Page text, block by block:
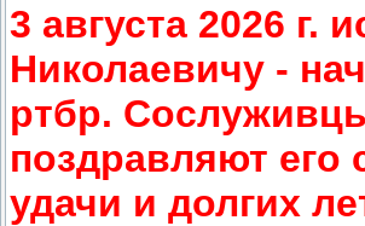
3 августа 2026
Николаевичу -
ртбр.
поздравляют
удачи и долгих